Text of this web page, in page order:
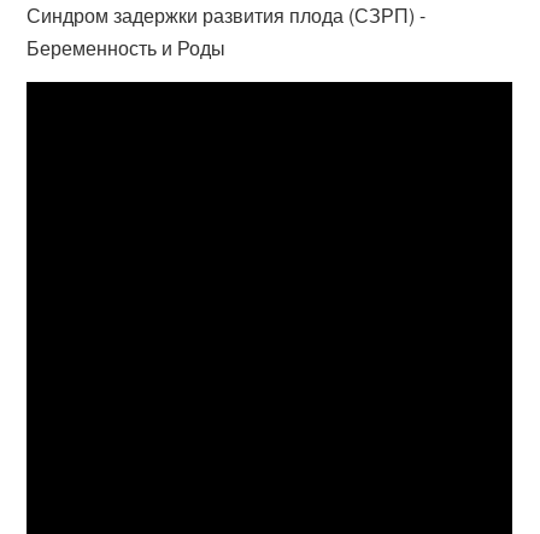
Синдром задержки развития плода (СЗРП) -
Беременность и Роды